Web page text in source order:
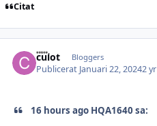
Citat
culot Bloggers
Publicerat Januari 22, 20242 yr
16 hours ago HQA1640 sa: